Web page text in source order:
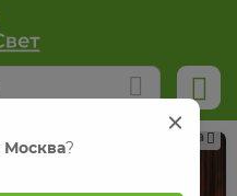
Реклама
Москва?